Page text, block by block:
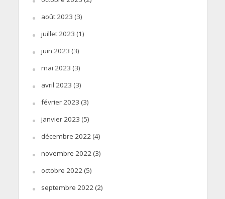
août 2023 (3)
juillet 2023 (1)
juin 2023 (3)
mai 2023 (3)
avril 2023 (3)
février 2023 (3)
janvier 2023 (5)
décembre 2022(4)
novembre 2022(3)
octobre 2022(5)
septembre 2022(2)